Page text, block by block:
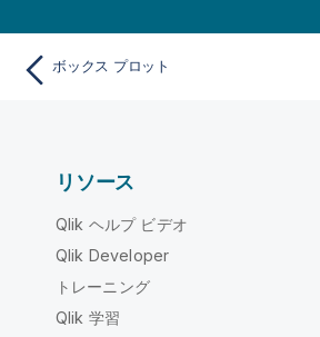
ボックス プロット
リソース
Qlik ヘルプ ビデオ
Qlik Developer
トレーニング
Qlik 学習